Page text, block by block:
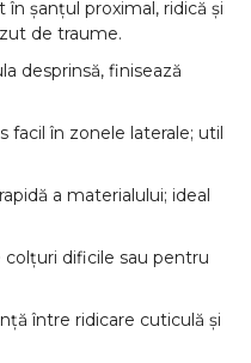
în șanțul proximal, ridică și
de traume.
desprinsă, finisează
facil în zonele laterale; util
a materialului; ideal
colțuri dificile sau pentru
între ridicare cuticulă și